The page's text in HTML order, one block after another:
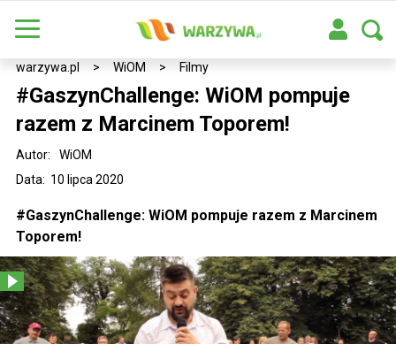
warzywa.pl > WiOM > Filmy
#GaszynChallenge: WiOM pompuje
razem z Marcinem Toporem!
Data: 10 lipca 2020
Autor: WiOM
#GaszynChallenge: WiOM pompuje razem z Marcinem
Toporem!